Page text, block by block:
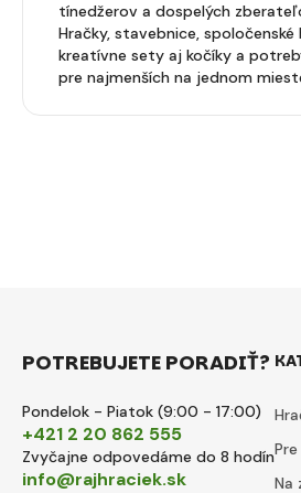
tínedžerov a dospelých
Hračky, stavebnice, spoločenské
kreatívne sety aj kočíky a
pre najmenších na jednom
POTREBUJETE PORADIŤ?
Pondelok - Piatok (9:00 - 17:00)
+421 2 20 862 555
Zvyčajne odpovedáme do 8 hodín
info@rajhraciek.sk
Na